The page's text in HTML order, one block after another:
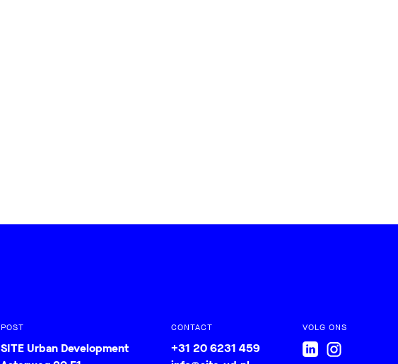
POST
SITE Urban Development
CONTACT
+31 20 6231 459
VOLG ONS